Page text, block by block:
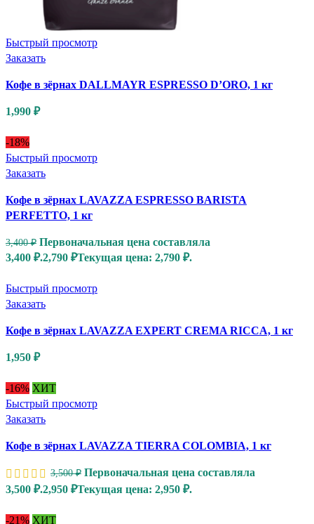
Быстрый просмотр
Заказать
Кофе в зёрнах DALLMAYR ESPRESSO D’ORO, 1 кг
1,990 ₽
-18%
Быстрый просмотр
Заказать
Кофе в зёрнах LAVAZZA ESPRESSO BARISTA
PERFETTO, 1 кг
3,400₽ Первоначальная цена составляла
3,400 ₽.2,790 ₽Текущая цена: 2,790 ₽.
Быстрый просмотр
Заказать
Кофе в зёрнах LAVAZZA EXPERT CREMA RICCA, 1 кг
1,950 ₽
-16% ХИТ
Быстрый просмотр
Заказать
Кофе в зёрнах LAVAZZA TIERRA COLOMBIA, 1 кг
3,500₽ Первоначальная цена составляла
3,500 ₽.2,950 ₽Текущая цена: 2,950 ₽.
-21% ХИТ